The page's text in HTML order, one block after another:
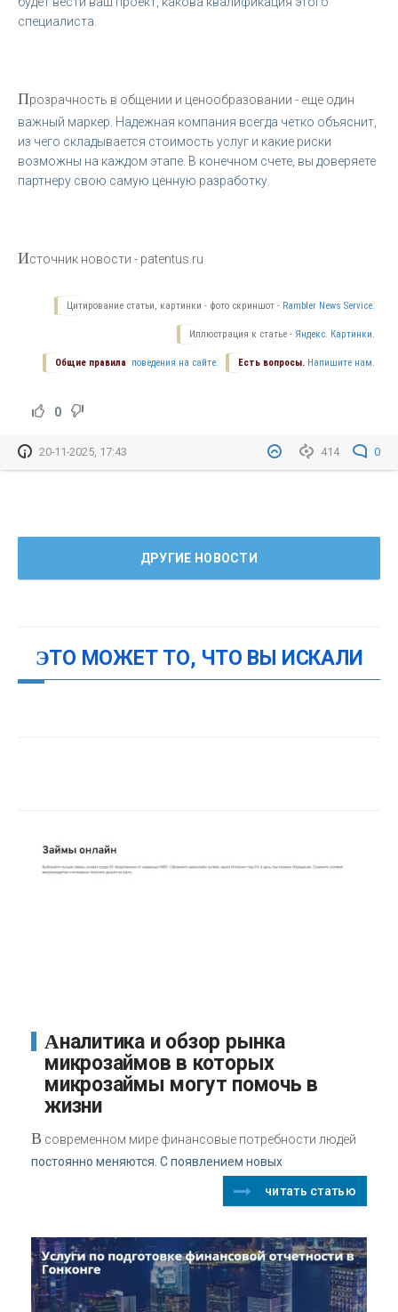
специалиста.
Прозрачность в общении и ценообразовании - еще один
важный маркер. Надежная компания всегда четко объяснит,
из чего складывается стоимость услуг и какие риски
возможны на каждом этапе. В конечном счете, вы доверяете
партнеру свою самую ценную разработку.
Источник новости - patentus.ru
Цитирование статьи, картинки - фото скриншот - Rambler News Service.
Иллюстрация к статье - Яндекс. Картинки.
Есть вопросы. Напишите нам.
Общие правила поведения на сайте.
0
414 0
20-11-2025, 17:43
ДРУГИЕ НОВОСТИ
ЭТО МОЖЕТ ТО, ЧТО ВЫ ИСКАЛИ
Аналитика и обзор рынка
микрозаймов в которых
микрозаймы могут помочь в
жизни
В современном мире финансовые потребности людей
постоянно меняются. С появлением новых
читать статью